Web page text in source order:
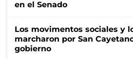
en el Senado
Los movimentos sociales y
marcharon por San
gobierno